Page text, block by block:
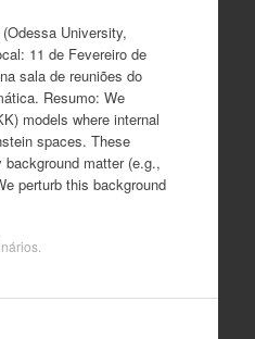
University,
11 de Fevereiro de
sala de reuniões do
Resumo: We
models where internal
spaces. These
matter (e.g.,
perturb this background
.